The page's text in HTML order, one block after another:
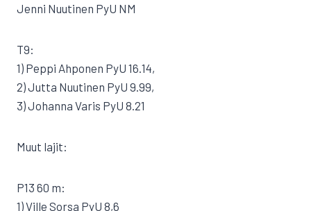
Jenni Nuutinen PyU NM
T9:
1) Peppi Ahponen PyU 16.14,
2) Jutta Nuutinen PyU 9.99,
3) Johanna Varis PyU 8.21
Muut lajit:
P13 60 m:
1) Ville Sorsa PyU 8,6